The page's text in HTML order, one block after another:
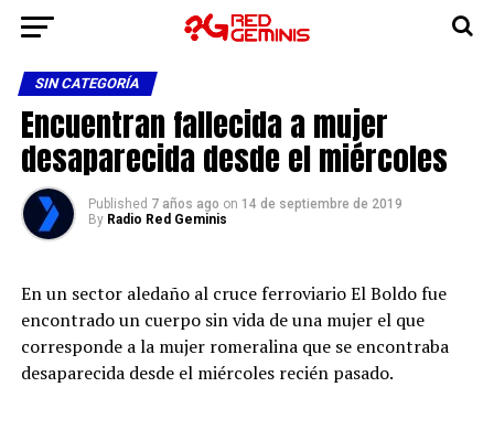
SIN CATEGORÍA
Encuentran fallecida a mujer
desaparecida desde el miércoles
Published 7 años ago on 14 de septiembre de 2019
By Radio Red Geminis
En un sector aledaño al cruce ferroviario El Boldo fue
encontrado un cuerpo sin vida de una mujer el que
corresponde a la mujer romeralina que se encontraba
desaparecida desde el miércoles recién pasado.